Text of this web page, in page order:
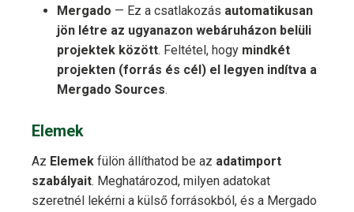
Mergado — Ez a csatlakozás automatikusan
jön létre az ugyanazon webáruházon belüli
projektek között. Feltétel, hogy mindkét
projekten (forrás és cél) el legyen indítva a
Mergado Sources.
Elemek
Az Elemek fülön állíthatod be az adatimport
szabályait. Meghatározod, milyen adatokat
szeretnél lekérni a külső forrásokból, és a Mergado